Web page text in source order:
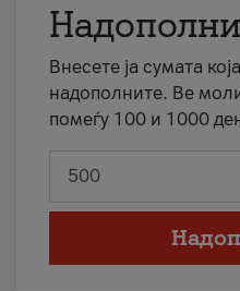
Внесете ја сумата
надополните. Ве
помеѓу 100 и 1000